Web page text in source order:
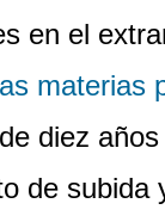
en el
materias
diez
de